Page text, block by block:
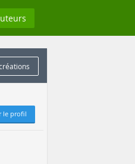
le profil